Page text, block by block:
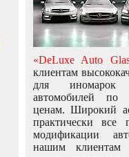
«DeLuxe Auto
клиентам
для иномарок
автомобилей
ценам. Широкий
практически все
модификации
нашим клиентам